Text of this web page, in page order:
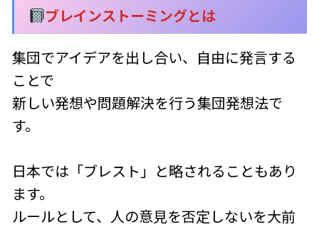
ブレインストーミングとは
集団でアイデアを出し合い、自由に発言する
ことで
新しい発想や問題解決を行う集団発想法で
す。
日本では「ブレスト」と略されることもあり
ます。
ルールとして、人の意見を否定しないを大前